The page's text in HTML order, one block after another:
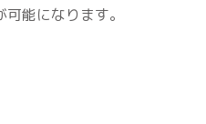
能になります。